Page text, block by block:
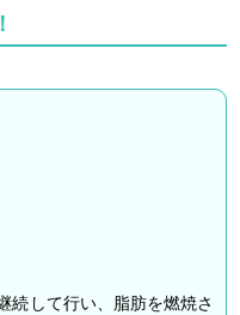
続して行い、脂肪を燃焼さ